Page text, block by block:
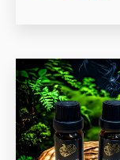
原
始
價
格：